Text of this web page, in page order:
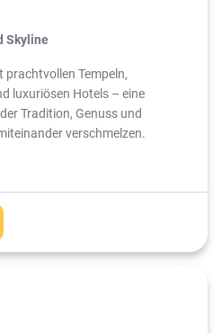
Skyline
prachtvollen Tempeln,
luxuriösen Hotels – eine
Tradition, Genuss und
verschmelzen.